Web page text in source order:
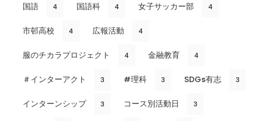
国語 4 国語科 4 女子サッカー部 4
市邨高校 4 広報活動 4
服のチカラプロジェクト 4 金融教育 4
＃インターアクト 3 #理科 3 SDGs有志 3
インターンシップ 3 コース別活動日 3